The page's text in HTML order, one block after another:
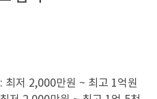
최저 2,000만원 ~ 최고 1억원